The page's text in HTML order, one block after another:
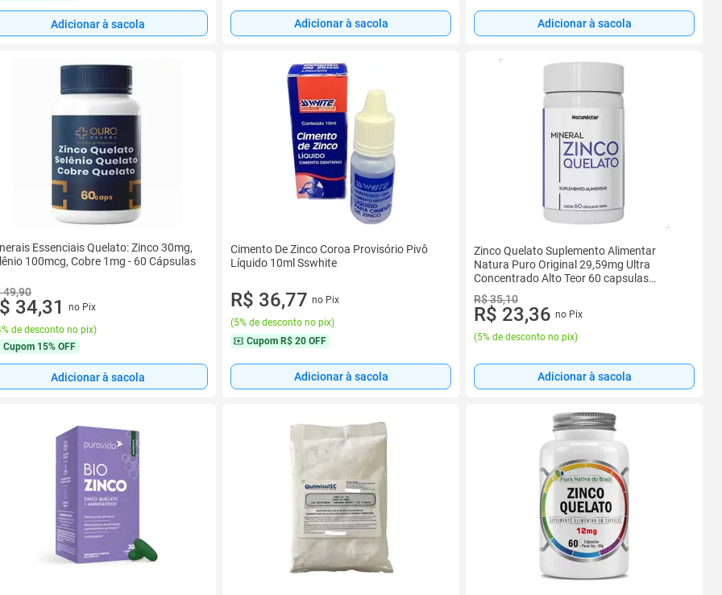
Adicionar à sacola Adicionar à sacola Adicionar à sacola
Essenciais Quelato: Zinco 30mg,
100mcg, Cobre 1mg - 60 Cápsulas
49,90
34,31
no Pix
de desconto no pix)
Cupom 15% OFF
Adicionar à sacola
Cimento De Zinco Coroa Provisório Pivô
Líquido 10ml Sswhite
R$ 36,77 no Pix
(5% de desconto no pix)
Cupom R$ 20 OFF
Adicionar à sacola
Zinco Quelato Suplemento Alimentar
Natura Puro Original 29,59mg Ultra
Concentrado Alto Teor 60 capsulas
Natunéctar
R$ 35,10
R$ 23,36 no Pix
(5% de desconto no pix)
Adicionar à sacola